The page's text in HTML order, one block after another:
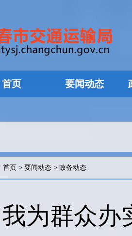
首页 要闻动态
首页 > 要闻动态 > 政务动态
我为群众办